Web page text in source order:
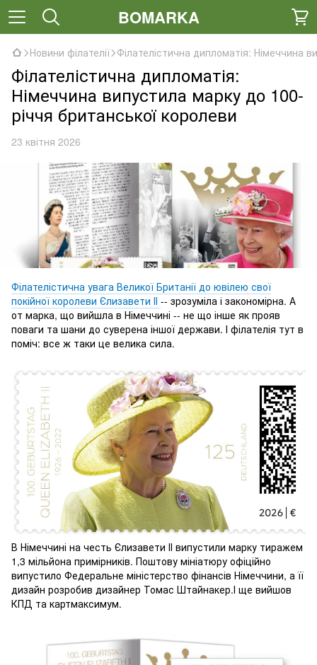
BOMARKA
Новини філателії Філателістична дипломатія: Німеччина
Філателістична дипломатія:
Німеччина випустила марку до 100-
річчя британської королеви
23 квітня 2026
Філателістична увага Великої Британії до ювілею свої
покійної королеви Єлизавети ІІ -- зрозуміла і закономірна. А
от марка, що вийшла в Німеччині -- не що інше як прояв
поваги та шани до суверена іншої держави. І філателія тут в
поміч: все ж таки це велика сила.
В Німеччині на честь Єлизавети ІІ випустили марку тиражем
1,3 мільйона примірників. Поштову мініатюру офіційно
випустило Федеральне міністерство фінансів Німеччини, а її
дизайн розробив дизайнер Томас Штайнакер.І ще вийшов
КПД та картмаксимум.